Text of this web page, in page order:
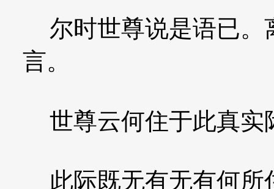
尔时世尊说是语已。
言。
世尊云何住于此真实
此际既无有无有何所